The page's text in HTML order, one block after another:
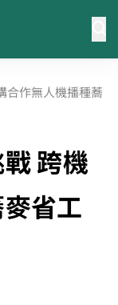
作無人機播種蕎
跨機
省工